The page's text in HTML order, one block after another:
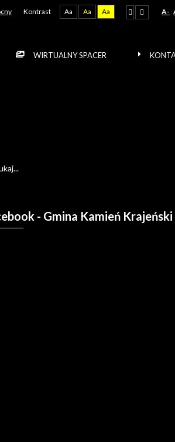
Kontrast Aa Aa Aa A-
WIRTUALNY SPACER
- Gmina Kamień Krajeński